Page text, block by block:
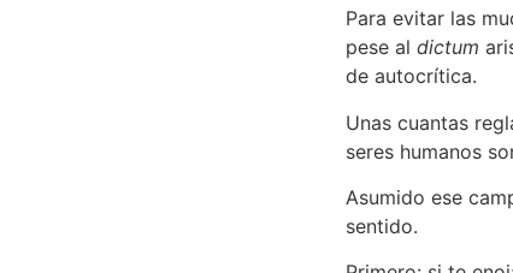
Para evitar las
pese al dictum
de autocrítica.
Unas cuantas
seres humanos
Asumido ese
sentido.